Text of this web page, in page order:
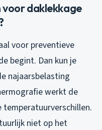
voor daklekkage
voor preventieve
begint. Dan kun je
najaarsbelasting
werkt de
niet op het